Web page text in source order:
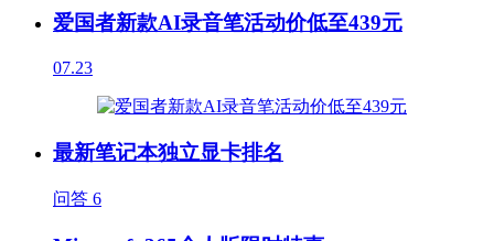
爱国者新款AI录音笔活动价低至439元
07.23
最新笔记本独立显卡排名
问答 6